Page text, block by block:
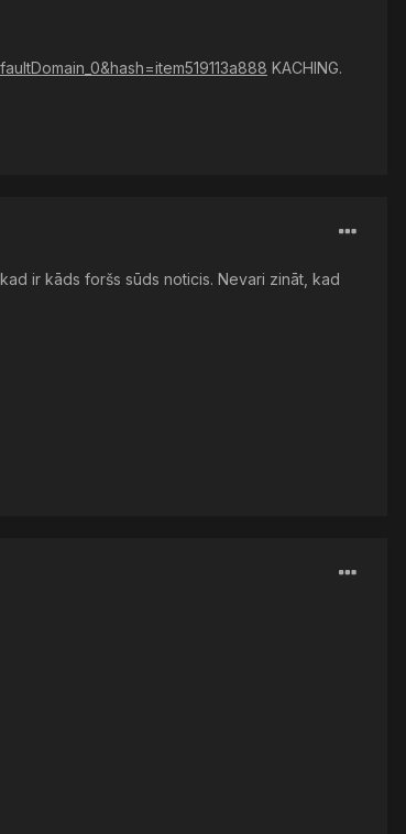
KACHING.
ir kāds foršs sūds noticis. Nevari zināt, kad